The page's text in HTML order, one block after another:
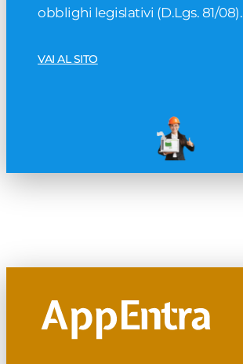
obblighi legislativi (D.Lgs. 81/08).
VAI AL SITO